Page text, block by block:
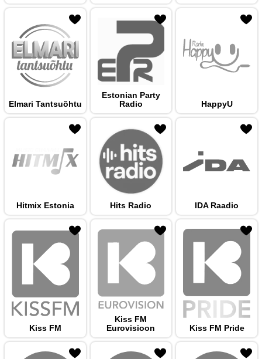
Elmari Tantsuõhtu
Estonian Party
Radio
HappyU
Hitmix Estonia Hits Radio IDA Raadio
Kiss FM
Kiss FM
Eurovisioon
Kiss FM Pride